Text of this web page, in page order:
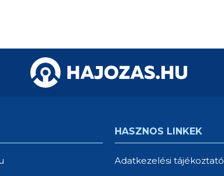
HASZNOS LINKEK
Adatkezelési tájékoztató